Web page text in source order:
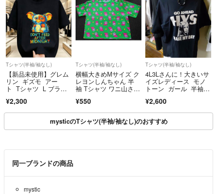
Tシャツ(半袖/袖なし)
【新品未使用】グレム
リン ギズモ アー
ト Tシャツ L ブラッ
¥2,300
Tシャツ(半袖/袖なし)
横幅大きめМサイズ ク
レヨンしんちゃん 半
袖 Tシャツ ワニ山さん
ィース おもしろTシャ
ツ グリーン
¥550
Tシャツ(半袖/袖なし)
4L3Lさんに！大きいサ
イズレディース モノ
トーン ガール 半袖T
¥2,600
mysticのTシャツ(半袖/袖なし)のおすすめ
同一ブランドの商品
mystic